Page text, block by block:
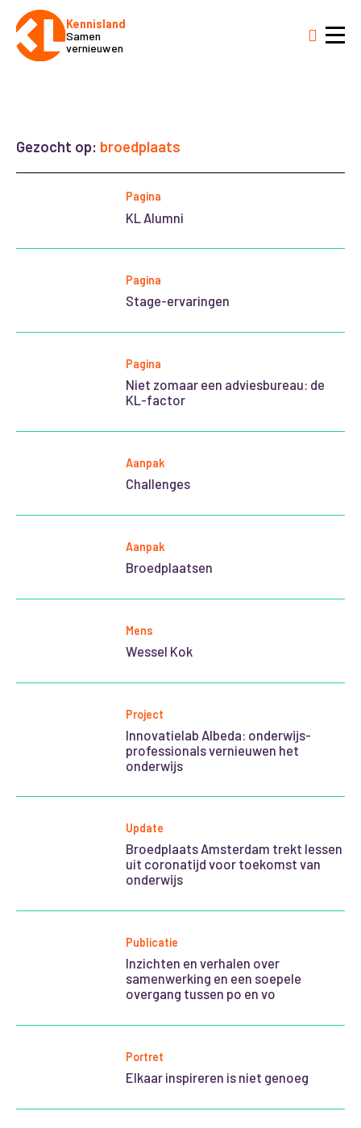
Kennisland
Samen
vernieuwen
Gezocht op: broedplaats
Pagina
KL Alumni
Pagina
Stage-ervaringen
Pagina
Niet zomaar een adviesbureau: de
KL-factor
Aanpak
Challenges
Aanpak
Broedplaatsen
Mens
Wessel Kok
Project
Innovatielab Albeda: onderwijs-
professionals vernieuwen het
onderwijs
Update
Broedplaats Amsterdam trekt lessen
uit coronatijd voor toekomst van
onderwijs
Publicatie
Inzichten en verhalen over
samenwerking en een soepele
overgang tussen po en vo
Portret
Elkaar inspireren is niet genoeg